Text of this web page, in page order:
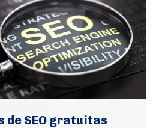
de SEO gratuitas